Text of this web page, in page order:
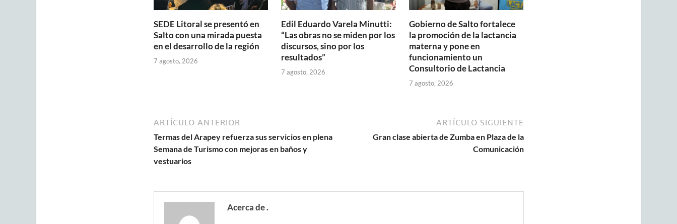
SEDE Litoral se presentó en
Salto con una mirada puesta
en el desarrollo de la región
7 agosto, 2026
Edil Eduardo Varela Minutti:
“Las obras no se miden por los
discursos, sino por los
resultados”
7 agosto, 2026
Gobierno de Salto fortalece
la promoción de la lactancia
materna y pone en
funcionamiento un
Consultorio de Lactancia
7 agosto, 2026
ARTÍCULO ANTERIOR
Termas del Arapey refuerza sus servicios en plena
Semana de Turismo con mejoras en baños y
vestuarios
ARTÍCULO SIGUIENTE
Gran clase abierta de Zumba en Plaza de la
Comunicación
Acerca de .